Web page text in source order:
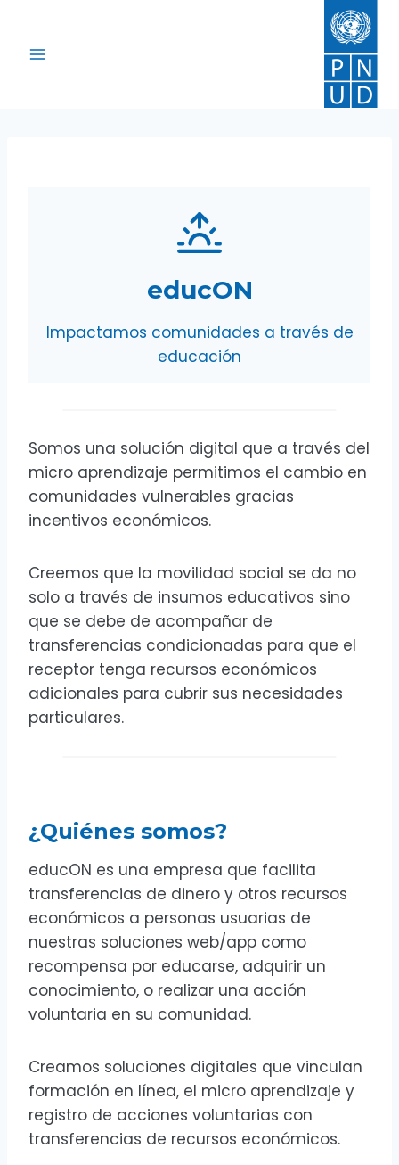
contenido
educON
Impactamos comunidades a través de
educación
Somos una solución digital que a través del
micro aprendizaje permitimos el cambio en
comunidades vulnerables gracias
incentivos económicos.
Creemos que la movilidad social se da no
solo a través de insumos educativos sino
que se debe de acompañar de
transferencias condicionadas para que el
receptor tenga recursos económicos
adicionales para cubrir sus necesidades
particulares.
¿Quiénes somos?
educON es una empresa que facilita
transferencias de dinero y otros recursos
económicos a personas usuarias de
nuestras soluciones web/app como
recompensa por educarse, adquirir un
conocimiento, o realizar una acción
voluntaria en su comunidad.
Creamos soluciones digitales que vinculan
formación en línea, el micro aprendizaje y
registro de acciones voluntarias con
transferencias de recursos económicos.